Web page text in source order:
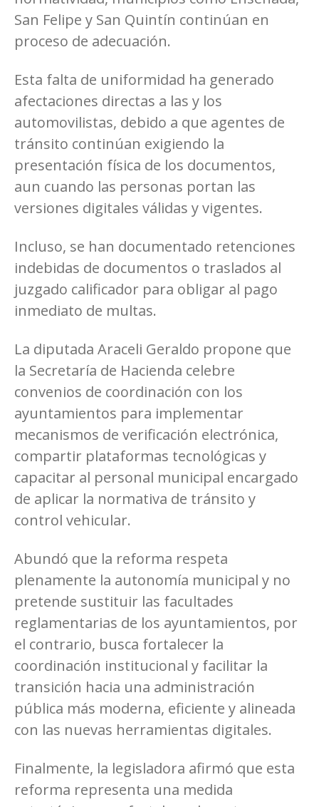
San Felipe y San Quintín continúan en
proceso de adecuación.
Esta falta de uniformidad ha generado
afectaciones directas a las y los
automovilistas, debido a que agentes de
tránsito continúan exigiendo la
presentación física de los documentos,
aun cuando las personas portan las
versiones digitales válidas y vigentes.
Incluso, se han documentado retenciones
indebidas de documentos o traslados al
juzgado calificador para obligar al pago
inmediato de multas.
La diputada Araceli Geraldo propone que
la Secretaría de Hacienda celebre
convenios de coordinación con los
ayuntamientos para implementar
mecanismos de verificación electrónica,
compartir plataformas tecnológicas y
capacitar al personal municipal encargado
de aplicar la normativa de tránsito y
control vehicular.
Abundó que la reforma respeta
plenamente la autonomía municipal y no
pretende sustituir las facultades
reglamentarias de los ayuntamientos, por
el contrario, busca fortalecer la
coordinación institucional y facilitar la
transición hacia una administración
pública más moderna, eficiente y alineada
con las nuevas herramientas digitales.
Finalmente, la legisladora afirmó que esta
reforma representa una medida